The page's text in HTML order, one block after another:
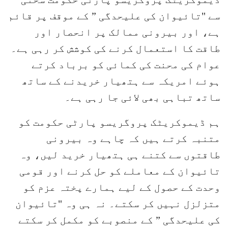
سے "تائیوان کی علیحدگی ” کے موقف پر قائم
ہے، اور بیرونی ممالک پر انحصار اور
طاقت کا استعمال کرنے کی کوشش کر رہی ہے۔
عوام کی محنت کی کمائی کو برباد کرتے
ہوئے امریکہ سے ہتھیار خریدنے کے ساتھ
ساتھ تباہی بھی لائی جا رہی ہے۔
ہم ڈیموکریٹک پروگریسو پارٹی حکومت کو
متنبہ کرتے ہیں کہ چاہے وہ بیرونی
طاقتوں سے کتنے ہی ہتھیار خرید لیں، وہ
تائیوان کے معاملے کو حل کرنے اور قومی
وحدت کے حصول کے لیے ہمارے پختہ عزم کو
متزلزل نہیں کر سکتے۔ نہ ہی وہ "تائیوان
کی علیحدگی ” کے منصوبے کو مکمل کر سکتے